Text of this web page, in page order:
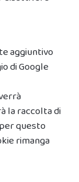
aggiuntivo
di Google
la raccolta di
questo
rimanga